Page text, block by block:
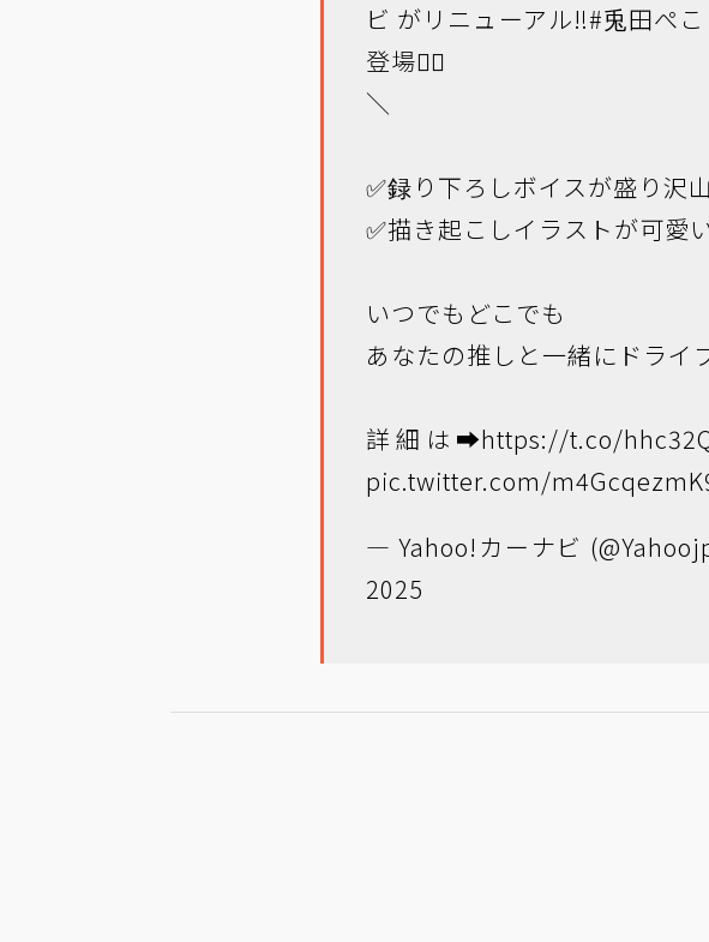
ビ がリニューアル‼#兎田ぺこ
登場👯‍♀️
＼
✅録り下ろしボイスが盛り沢山
✅描き起こしイラストが可愛
いつでもどこでも
あなたの推しと一緒にドライ
詳細は➡https://t.co/
pic.twitter.com/
— Yahoo!カーナビ
2025